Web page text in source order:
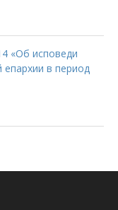
«Об исповеди
епархии в период